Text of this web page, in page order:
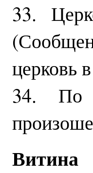
33.
церковь
34. По
Витина